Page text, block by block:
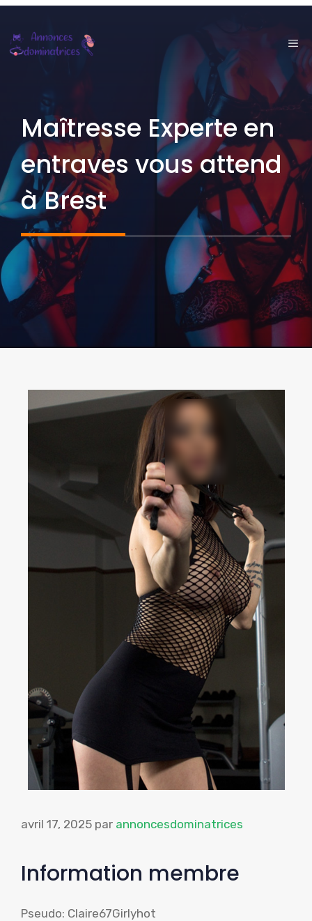
contenu
Maîtresse Experte en
entraves vous attend
à Brest
avril 17, 2025 par annoncesdominatrices
Information membre
Pseudo: Claire67Girlyhot